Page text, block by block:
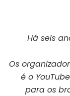
Há seis
Os
é o
para os